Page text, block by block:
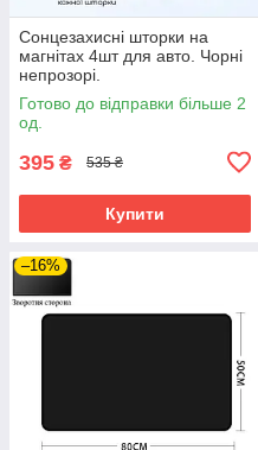
Сонцезахисні шторки на
магнітах 4шт для авто. Чорні
непрозорі.
Готово до відправки більше 2
од.
395 ₴ 535 ₴
Купити
–16%